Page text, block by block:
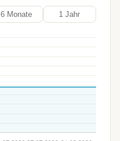
6 Monate 1 Jahr